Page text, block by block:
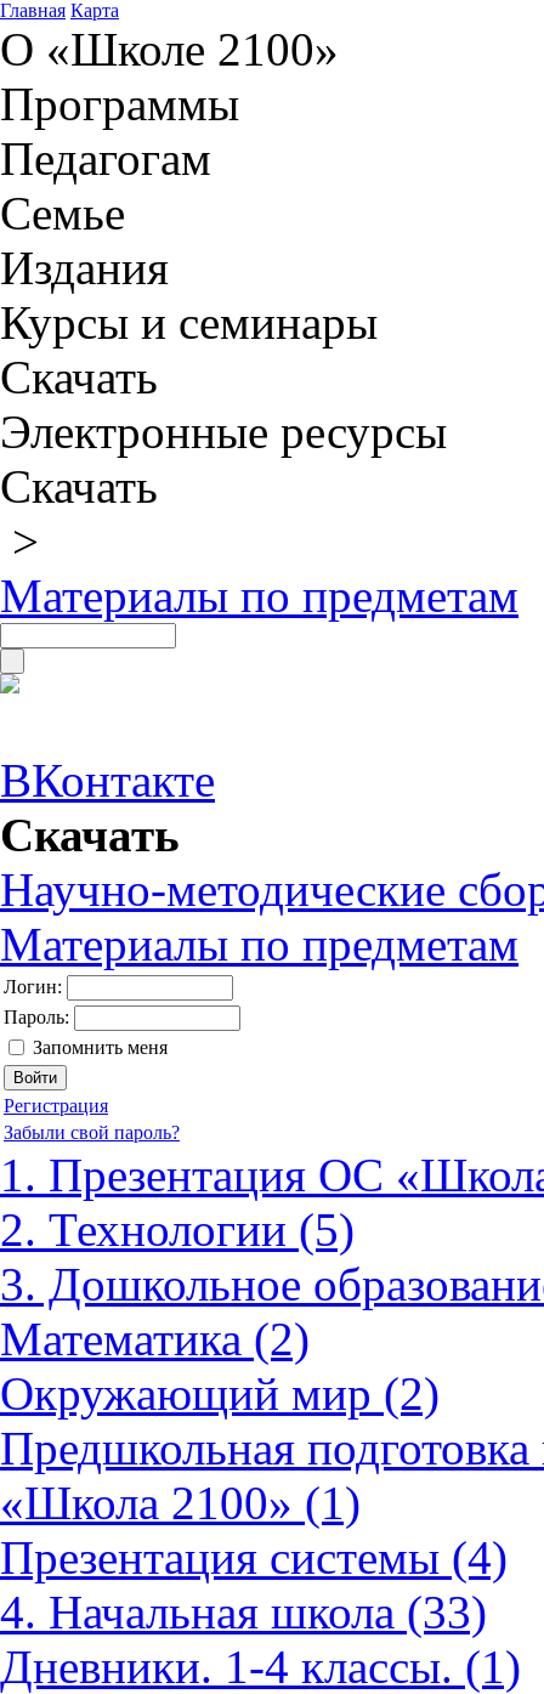
Главная Карта
О «Школе 2100»
Программы
Педагогам
Семье
Издания
Курсы и семинары
Скачать
Электронные ресурсы
Скачать
>
Материалы по предметам
ВКонтакте
Скачать
Научно-методические
Материалы по предметам
Логин:
Пароль:
Запомнить меня
Регистрация
Забыли свой пароль?
1. Презентация ОС
2. Технологии (5)
3. Дошкольное
Математика (2)
Окружающий мир (2)
Предшкольная
«Школа 2100» (1)
Презентация системы (4)
4. Начальная школа (33)
Дневники. 1-4 классы. (1)